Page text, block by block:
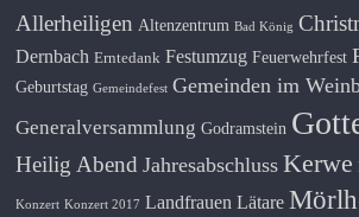
Allerheiligen Altenzentrum Bad König
Dernbach Erntedank Festumzug Feuerwehrfest
Geburtstag Gemeindefest Gemeinden im
Generalversammlung Godramstein
Heilig Abend Jahresabschluss Kerwe
Konzert Konzert 2017 Landfrauen Lätare